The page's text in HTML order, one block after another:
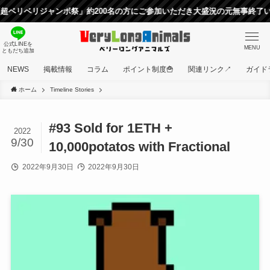
リジャンボ祭」約200名の方にご参加いただき大盛況の元無事終了いたし
公式LINEを
ともだち追加
MENU
NEWS 掲載情報 コラム ポイント制度🍟 関連リンク↗ ガイド
ホーム Timeline Stories
#93 Sold for 1ETH +
10,000potatos with Fractional
2022
9/30
2022年9月30日 2022年9月30日